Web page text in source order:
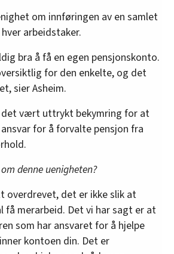
om innføringen av en samlet
arbeidstaker.
bra å få en egen pensjonskonto.
for den enkelte, og det
sier Asheim.
det vært uttrykt bekymring for at
for å forvalte pensjon fra
denne uenigheten?
overdrevet, det er ikke slik at
få merarbeid. Det vi har sagt er at
som har ansvaret for å hjelpe
kontoen din. Det er